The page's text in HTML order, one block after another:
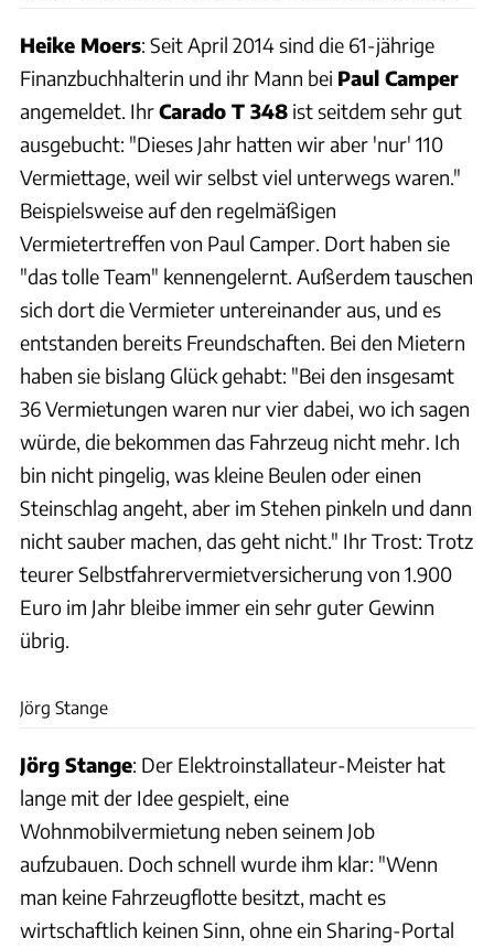
Heike Moers: Seit April 2014 sind die 61-jährige
Finanzbuchhalterin und ihr Mann bei Paul Camper
angemeldet. IhrCarado T 348 ist seitdem sehr gut
ausgebucht: "Dieses Jahr hatten wir aber 'nur' 110
Vermiettage, weil wir selbst viel unterwegs waren."
Beispielsweise auf den regelmäßigen
Vermietertreffen von Paul Camper. Dort haben sie
"das tolle Team" kennengelernt. Außerdem tauschen
sich dort die Vermieter untereinander aus, und es
entstanden bereits Freundschaften. Bei den Mietern
haben sie bislang Glück gehabt: "Bei den insgesamt
36 Vermietungen waren nur vier dabei, wo ich sagen
würde, die bekommen das Fahrzeug nicht mehr. Ich
bin nicht pingelig, was kleine Beulen oder einen
Steinschlag angeht, aber im Stehen pinkeln und dann
nicht sauber machen, das geht nicht." Ihr Trost: Trotz
teurer Selbstfahrervermietversicherung von 1.900
Euro im Jahr bleibe immer ein sehr guter Gewinn
übrig.
Jörg Stange
Jörg Stange: Der Elektroinstallateur-Meister hat
lange mit der Idee gespielt, eine
Wohnmobilvermietung neben seinem Job
aufzubauen. Doch schnell wurde ihm klar: "Wenn
man keine Fahrzeugflotte besitzt, macht es
wirtschaftlich keinen Sinn, ohne ein Sharing-Portal